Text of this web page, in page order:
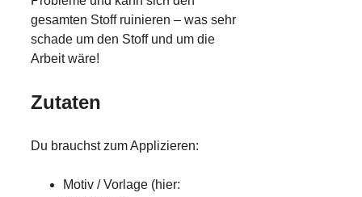
gesamten Stoff ruinieren – was sehr
schade um den Stoff und um die
Arbeit wäre!
Zutaten
Du brauchst zum Applizieren:
Motiv / Vorlage (hier: